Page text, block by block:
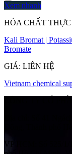
Xem nhanh
HÓA CHẤT
Kali Bromat |
Bromate
GIÁ: LIÊN HỆ
Vietnam chemical
Số 41
VP HCM:
Số 525/